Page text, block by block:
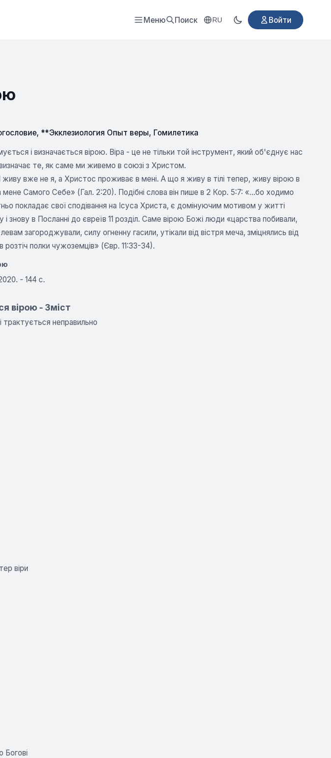
Меню Поиск RU Войти
, **Экклезиология Опыт веры, Гомилетика
і визначається вірою. Віра - це не тільки той інструмент, який об'єднує нас
те, як саме ми живемо в союзі з Христом.
живу вже не я, а Христос проживає в мені. А що я живу в тілі тепер, живу вірою в
Самого Себе» (Гал. 2:20). Подібні слова він пише в 2 Кор. 5:7: «...бо ходимо
покладає свої сподівання на Ісуса Христа, є домінуючим мотивом у житті
знову в Посланні до євреїв 11 розділ. Саме вірою Божі люди «царства побивали,
загороджували, силу огненну гасили, утікали від вістря меча, зміцнялись від
розтіч полки чужоземців» (Євр. 11:33-34).
- 144 с.
вірою - Зміст
неправильно
віри